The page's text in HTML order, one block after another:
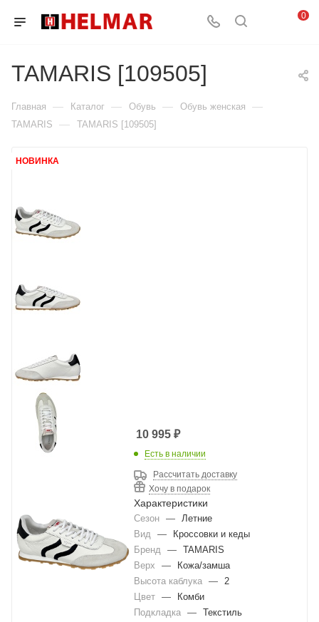
0
TAMARIS [109505]
Главная — Каталог — Обувь — Обувь женская —
TAMARIS — TAMARIS [109505]
НОВИНКА
10 995₽
Есть в наличии
Рассчитать доставку
Хочу в подарок
Характеристики
Сезон —
Летние
Вид
—
Кроссовки и кеды
Бренд
—
TAMARIS
Верх
—
Кожа/замша
Высота каблука —
2
Цвет —
Комби
Подкладка —
Текстиль